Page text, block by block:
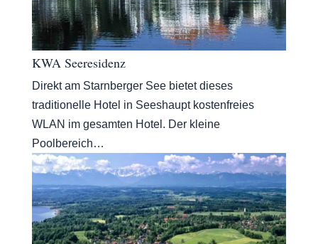
KWA Seeresidenz
Direkt am Starnberger See bietet dieses
traditionelle Hotel in Seeshaupt kostenfreies
WLAN im gesamten Hotel. Der kleine
Poolbereich…